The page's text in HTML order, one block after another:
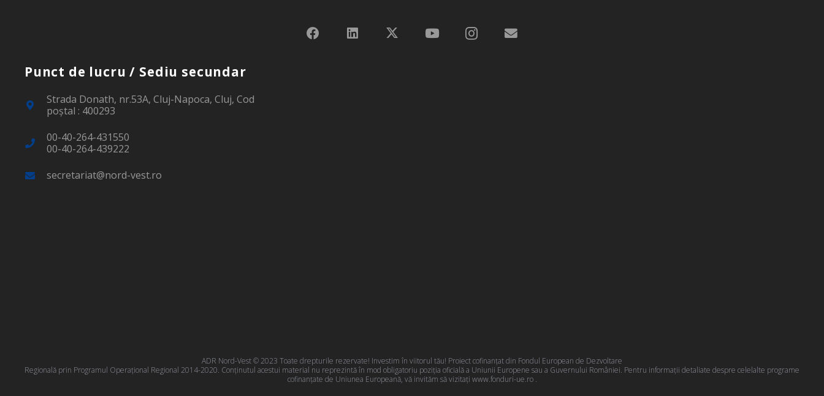
Punct de lucru / Sediu secundar
Strada Donath, nr.53A, Cluj-Napoca, Cluj, Cod
poştal : 400293
00-40-264-431550
00-40-264-439222
secretariat@nord-vest.ro
ADR Nord-Vest © 2023 Toate drepturile rezervate! Investim în viitorul tău! Proiect cofinanțat din Fondul European de Dezvoltare
Regională prin Programul Operațional Regional 2014-2020. Conţinutul acestui material nu reprezintă în mod obligatoriu poziţia oficială a Uniunii Europene sau a Guvernului României. Pentru informații detaliate despre celelalte programe
cofinanțate de Uniunea Europeană, vă invităm să vizitați www.fonduri-ue.ro.